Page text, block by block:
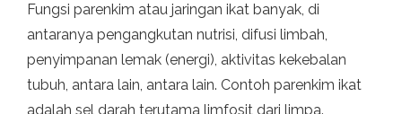
Fungsi parenkim atau jaringan ikat banyak, di
antaranya pengangkutan nutrisi, difusi limbah,
penyimpanan lemak (energi), aktivitas kekebalan
tubuh, antara lain, antara lain. Contoh parenkim ikat
adalah sel darah terutama limfosit dari limpa.